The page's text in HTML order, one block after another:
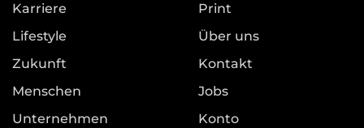
Karriere
Lifestyle
Zukunft
Menschen
Unternehmen
Print
Über uns
Kontakt
Jobs
Konto